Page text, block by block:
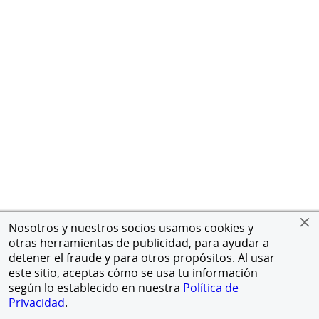
Nosotros y nuestros socios usamos cookies y
otras herramientas de publicidad, para ayudar a
detener el fraude y para otros propósitos. Al usar
este sitio, aceptas cómo se usa tu información
según lo establecido en nuestra Política de
Privacidad.